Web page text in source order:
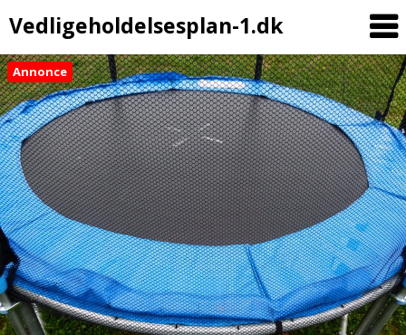
Vedligeholdelsesplan-1.dk
Skip
to
content
Annonce